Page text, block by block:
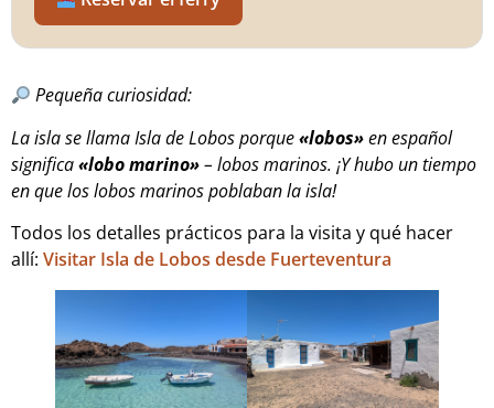
Pequeña curiosidad:
La isla se llama Isla de Lobos porque«lobos»en español
significa«lobo marino»– lobos marinos. ¡Y hubo un tiempo
en que los lobos marinos poblaban la isla!
Todos los detalles prácticos para la visita y qué hacer
allí: Visitar Isla de Lobos desde Fuerteventura